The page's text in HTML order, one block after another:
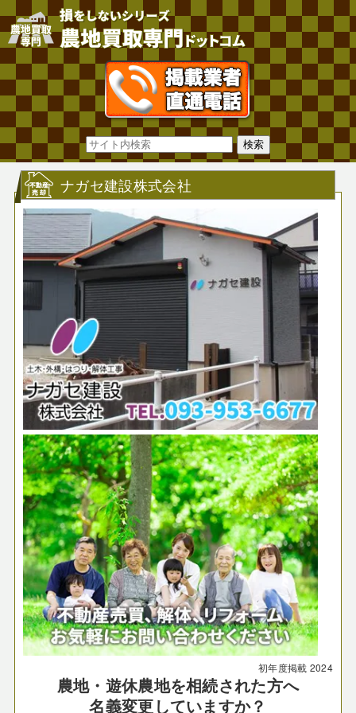
ナガセ建設株式会社
初年度掲載 2024
農地・遊休農地を相続された方へ
名義変更していますか？